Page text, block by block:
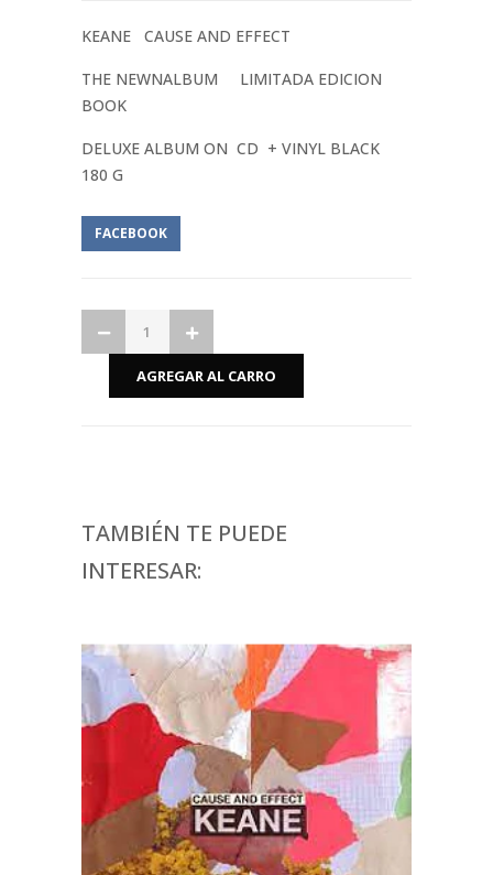
KEANE CAUSE AND EFFECT
THE NEWNALBUM LIMITADA EDICION
BOOK
DELUXE ALBUM ON CD + VINYL BLACK
180 G
FACEBOOK
TAMBIÉN TE PUEDE
INTERESAR: